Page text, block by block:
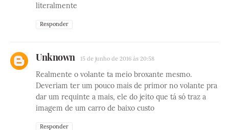
literalmente
Responder
Unknown 15 de junho de 2016 às 20:58
Realmente o volante ta meio broxante mesmo.
Deveriam ter um pouco mais de primor no volante pra
dar um requinte a mais, ele do jeito que tá só traz a
imagem de um carro de baixo custo
Responder